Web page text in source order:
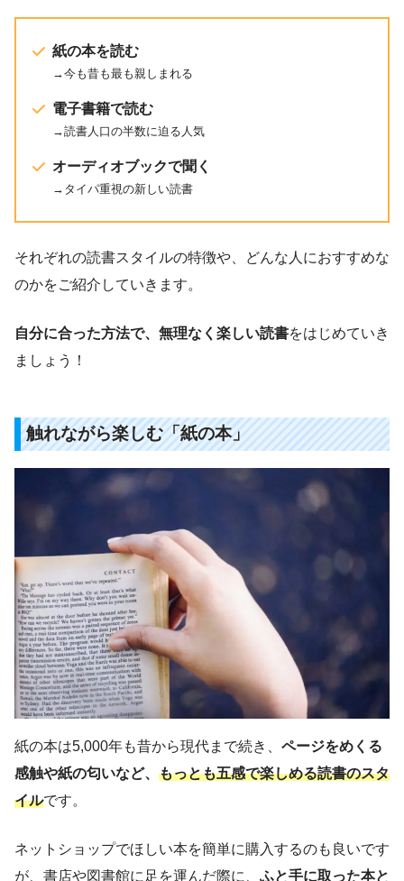
紙の本を読む
→今も昔も最も親しまれる
電子書籍で読む
→読書人口の半数に迫る人気
オーディオブックで聞く
→タイパ重視の新しい読書
それぞれの読書スタイルの特徴や、どんな人におすすめな
のかをご紹介していきます。
自分に合った方法で、無理なく楽しい読書をはじめていき
ましょう！
触れながら楽しむ「紙の本」
紙の本は5,000年も昔から現代まで続き、 ページをめくる
感触や紙の匂いなど、 もっとも五感で楽しめる読書のスタ
イルです。
ネットショップでほしい本を簡単に購入するのも良いです
が、書店や図書館に足を運んだ際に、 ふと手に取った本と